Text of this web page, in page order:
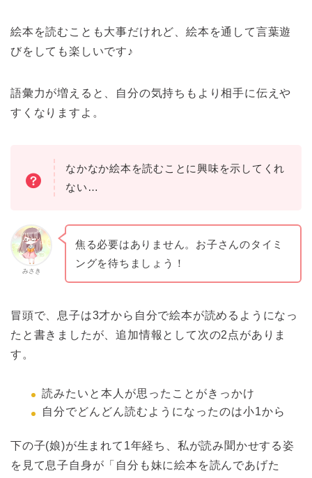
絵本を読むことも大事だけれど、絵本を通して言葉遊
びをしても楽しいです♪
語彙力が増えると、自分の気持ちもより相手に伝えや
すくなりますよ。
なかなか絵本を読むことに興味を示してくれ
ない…
みさき
焦る必要はありません。お子さんのタイミ
ングを待ちましょう！
冒頭で、息子は3才から自分で絵本が読めるようになっ
たと書きましたが、追加情報として次の2点がありま
す。
読みたいと本人が思ったことがきっかけ
自分でどんどん読むようになったのは小1から
下の子(娘)が生まれて1年経ち、私が読み聞かせする姿
を見て息子自身が「自分も妹に絵本を読んであげた